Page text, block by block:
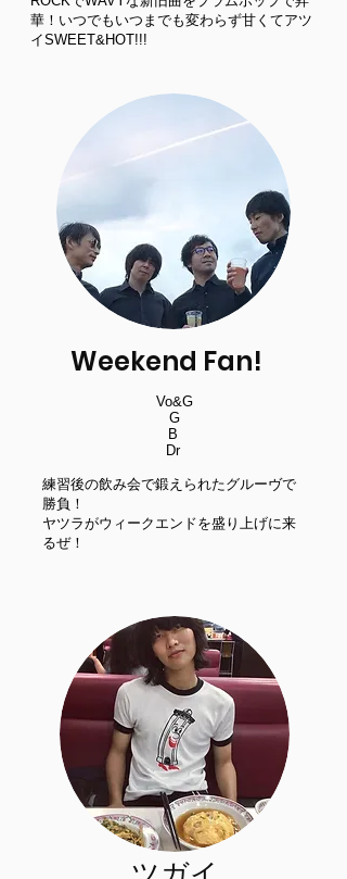
華！いつでもいつまでも変わらず甘くてアツ
イSWEET&HOT!!!
Weekend Fan!
Vo&G
G
B
Dr
練習後の飲み会で鍛えられたグルーヴで
勝負！
​ヤツラがウィークエンドを盛り上げに来
るぜ！